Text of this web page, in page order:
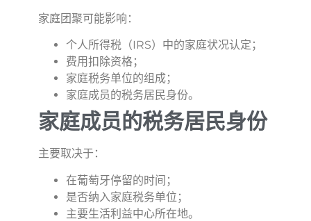
家庭团聚可能影响：
个人所得税（IRS）中的家庭状况认定；
费用扣除资格；
家庭税务单位的组成；
家庭成员的税务居民身份。
家庭成员的税务居民身份
主要取决于：
在葡萄牙停留的时间；
是否纳入家庭税务单位；
主要生活利益中心所在地。